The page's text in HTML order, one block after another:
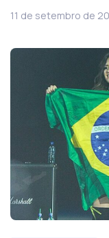
11 de setembro de